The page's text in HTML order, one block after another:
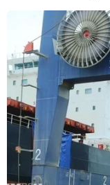
Cán bộ Cục Thuế
vướng mắc trong